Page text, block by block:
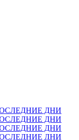
ДНИ
ДНИ
ДНИ
ДНИ